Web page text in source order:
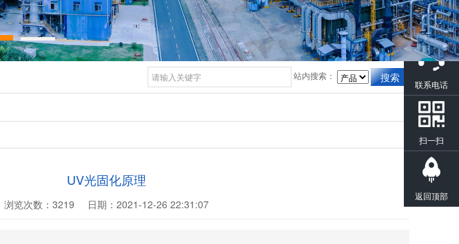
站内搜索：
UV光固化原理
浏览次数： 3219 日期： 2021-12-26 22:31:07
在线咨询
联系电话
扫一扫
返回顶部